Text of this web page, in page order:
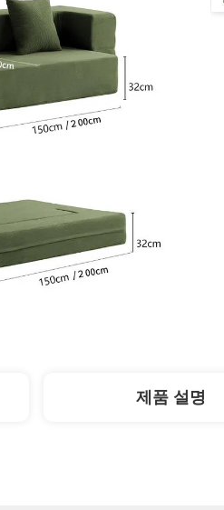
제품 설명